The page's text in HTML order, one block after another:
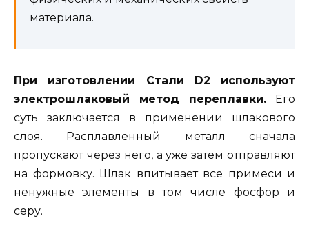
материала.
При изготовлении Стали D2 используют
электрошлаковый метод переплавки. Его
суть заключается в применении шлакового
слоя. Расплавленный металл сначала
пропускают через него, а уже затем отправляют
на формовку. Шлак впитывает все примеси и
ненужные элементы в том числе фосфор и
серу.